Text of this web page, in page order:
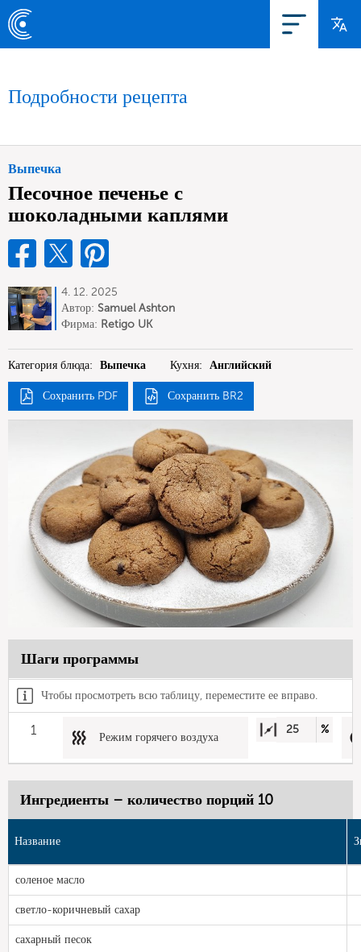
Подробности рецепта
Выпечка
Песочное печенье с
шоколадными каплями
4. 12. 2025
Автор: Samuel Ashton
Фирма: Retigo UK
Категория блюда: Выпечка Кухня: Английский
Сохранить PDF Сохранить BR2
Шаги программы
Чтобы просмотреть всю таблицу, переместите ее вправо.
1 Режим горячего воздуха
25 %
Ингредиенты – количество порций 10
Название
соленое масло
светло-коричневый сахар
сахарный песок